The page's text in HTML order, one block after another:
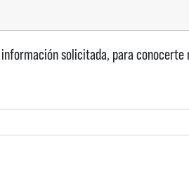
solicitada, para